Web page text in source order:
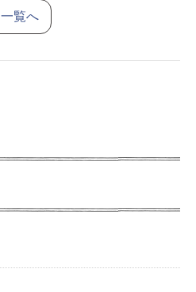
一覧へ